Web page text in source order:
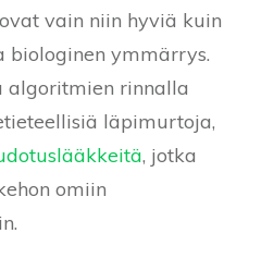
vain niin hyviä kuin
biologinen ymmärrys.
algoritmien rinnalla
läpimurtoja,
, jotka
omiin